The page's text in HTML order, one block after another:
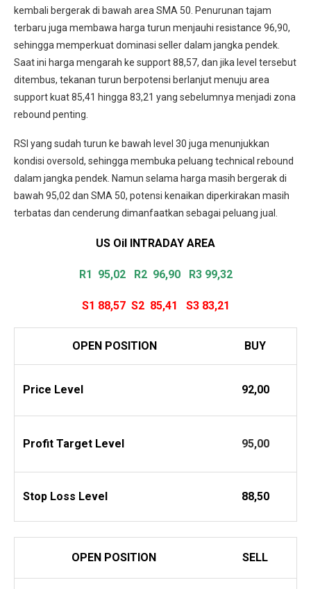
kembali bergerak di bawah area SMA 50. Penurunan tajam
terbaru juga membawa harga turun menjauhi resistance 96,90,
sehingga memperkuat dominasi seller dalam jangka pendek.
Saat ini harga mengarah ke support 88,57, dan jika level tersebut
ditembus, tekanan turun berpotensi berlanjut menuju area
support kuat 85,41 hingga 83,21 yang sebelumnya menjadi zona
rebound penting.
RSI yang sudah turun ke bawah level 30 juga menunjukkan
kondisi oversold, sehingga membuka peluang technical rebound
dalam jangka pendek. Namun selama harga masih bergerak di
bawah 95,02 dan SMA 50, potensi kenaikan diperkirakan masih
terbatas dan cenderung dimanfaatkan sebagai peluang jual.
US Oil INTRADAY AREA
R1 95,02 R2 96,90 R3 99,32
S1 88,57S2 85,41 S3 83,21
OPEN POSITION BUY
Price Level 92,00
Profit Target Level 95,00
Stop Loss Level 88,50
OPEN POSITION SELL